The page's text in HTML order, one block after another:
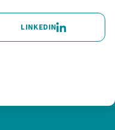
LINKEDIN